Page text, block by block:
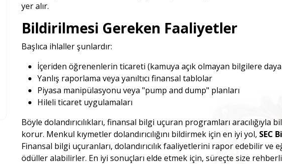
yer alır.
Bildirilmesi Gereken Faaliyetler
Başlıca ihlaller şunlardır:
İçeriden öğrenenlerin ticareti (kamuya açık olmayan bilgilere
Yanlış raporlama veya yanıltıcı finansal tablolar
Piyasa manipülasyonu veya "pump and dump" planları
Hileli ticaret uygulamaları
Böyle dolandırıcılıkları, finansal bilgi uçuran programları
korur. Menkul kıymetler dolandırıcılığını bildirmek için en iyi yol, SEC
Finansal bilgi uçuranları, dolandırıcılık faaliyetlerini rapor edebilir ve
ödüller alabilirler. En iyi sonuçları elde etmek için, süreçte size